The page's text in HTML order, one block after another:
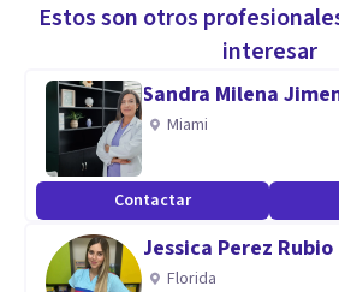
Estos son otros
interesar
Sandra Milena
Miami
Contactar
Jessica Perez Rubio
Florida